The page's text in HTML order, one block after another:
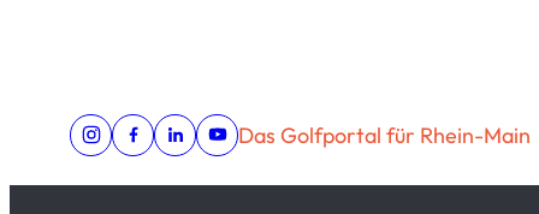
Das Golfportal für Rhein-Main